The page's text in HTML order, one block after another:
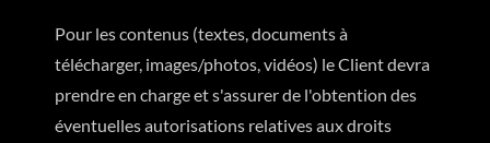
Pour les contenus (textes, documents à
télécharger, images/photos, vidéos) le Client devra
prendre en charge et s'assurer de l'obtention des
éventuelles autorisations relatives aux droits